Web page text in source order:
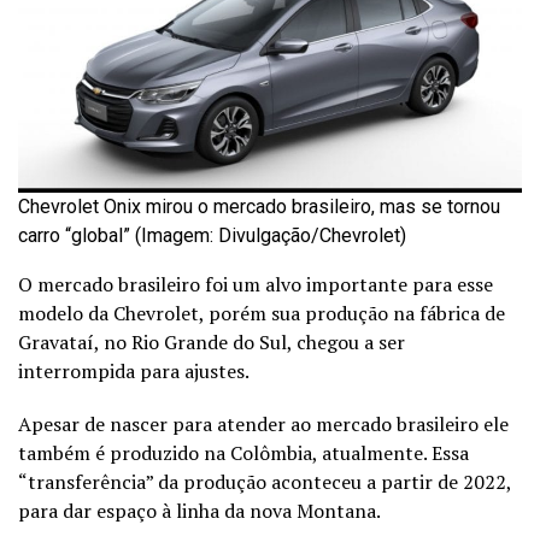
Chevrolet Onix mirou o mercado brasileiro, mas se tornou
carro “global” (Imagem: Divulgação/Chevrolet)
O mercado brasileiro foi um alvo importante para esse
modelo da Chevrolet, porém sua produção na fábrica de
Gravataí, no Rio Grande do Sul, chegou a ser
interrompida para ajustes.
Apesar de nascer para atender ao mercado brasileiro ele
também é produzido na Colômbia, atualmente. Essa
“transferência” da produção aconteceu a partir de 2022,
para dar espaço à linha da nova Montana.